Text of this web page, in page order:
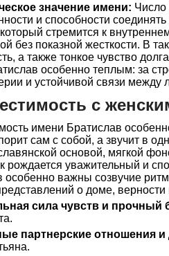
значение имени: Число
и способности
стремится к
без показной жесткости. В
а также тонкое чувство
особенно теплым: за
и устойчивой связи между
с
имени Братислав
сам с собой, а звучит в
основой, мягкой
рождается уважительный и
особенно важны созвучие
о доме,
сила чувств и прочный
партнерские отношения и